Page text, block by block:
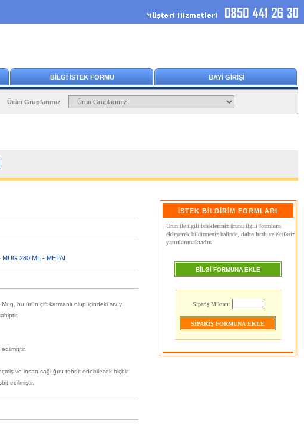
BİLGİ İSTEK FORMU BAYİ GİRİŞİ
Ürün Gruplarımız
280 ML - METAL
bu ürün çift katmanlı olup içindeki sıvıyı
ve insan sağlığını tehdit edebilecek hiçbir
edilmiştir.
İSTEK BİLDİRİM FORMLARI
Ürün ile ilgili isteklerinizürünü ilgili formlara
ekleyerek bildirmeniz halinde, daha hızlı ve eksiksiz
yanıtlanmaktadır.
BİLGİ FORMUNA EKLE
Sipariş Miktarı: